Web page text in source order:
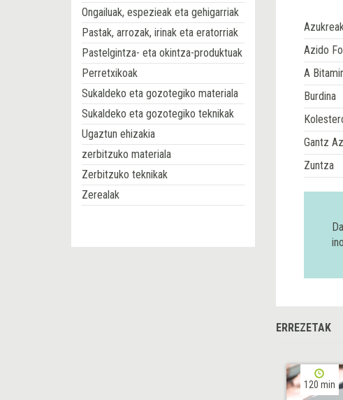
Ongailuak, espezieak eta gehigarriak
Pastak, arrozak, irinak eta eratorriak
Pastelgintza- eta okintza-produktuak
Perretxikoak
Sukaldeko eta gozotegiko materiala
Sukaldeko eta gozotegiko teknikak
Ugaztun ehizakia
zerbitzuko materiala
Zerbitzuko teknikak
Zerealak
Azido
A
Burdina
Gantz
Zuntza
ERREZETAK
120 min